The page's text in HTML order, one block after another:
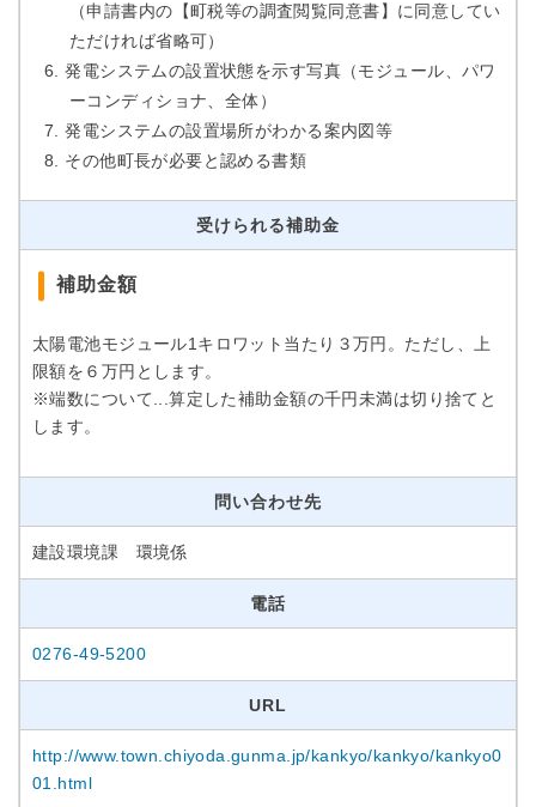
（申請書内の【町税等の調査閲覧同意書】に同意してい
ただければ省略可）
発電システムの設置状態を示す写真（モジュール、パワ
ーコンディショナ、全体）
発電システムの設置場所がわかる案内図等
その他町長が必要と認める書類
受けられる補助金
補助金額
太陽電池モジュール1キロワット当たり３万円。ただし、上
限額を６万円とします。
※端数について...算定した補助金額の千円未満は切り捨てと
します。
問い合わせ先
建設環境課 環境係
電話
0276-49-5200
URL
http://www.town.chiyoda.gunma.jp/kankyo/kankyo/kankyo0
01.html